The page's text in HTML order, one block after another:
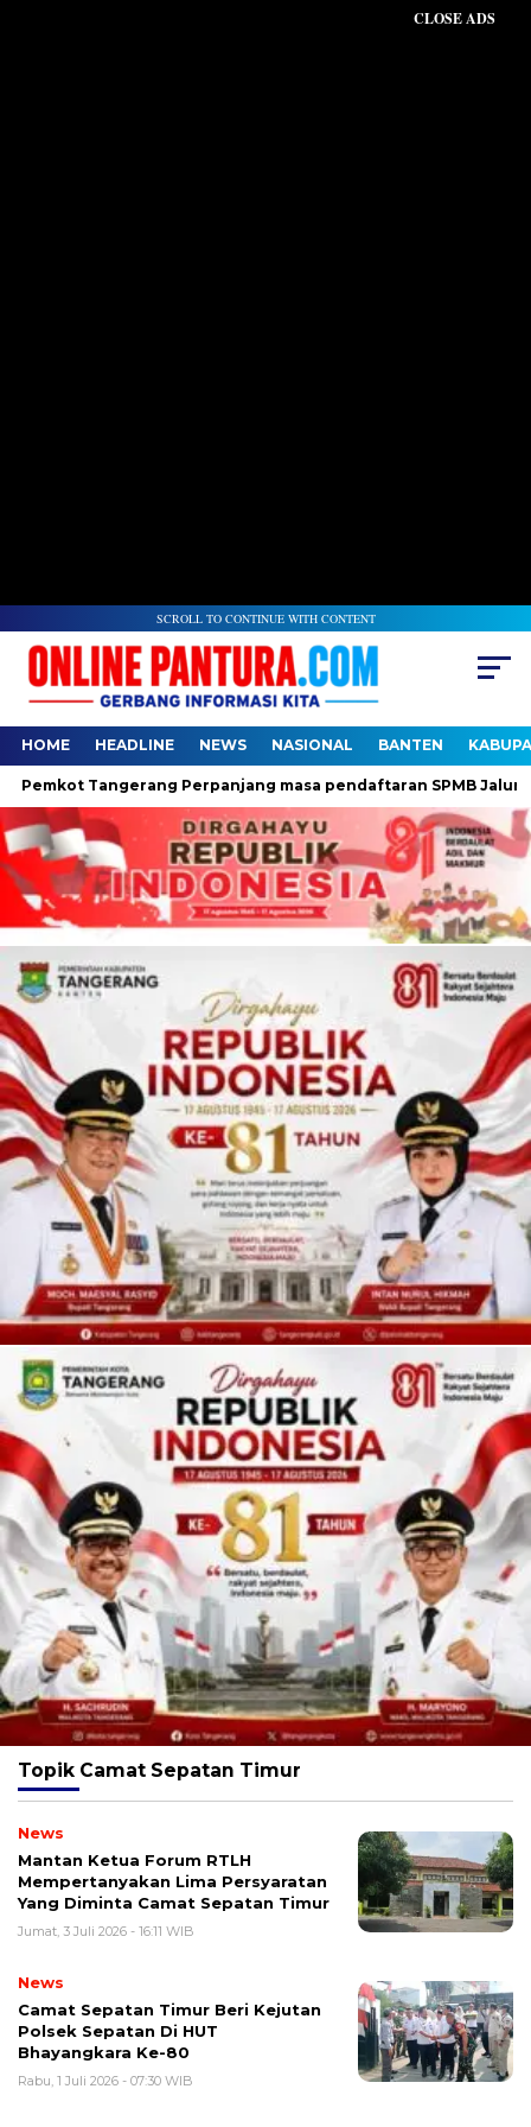
CLOSE ADS
SCROLL TO CONTINUE WITH CONTENT
HOME HEADLINE NEWS NASIONAL BANTEN
Tangerang Perpanjang masa pendaftaran SPMB Jalur
Topik ‎Camat Sepatan Timur
News
Mantan Ketua Forum RTLH
Mempertanyakan Lima Persyaratan
Yang Diminta Camat Sepatan Timur
Jumat, 3 Juli 2026 - 16:11 WIB
News
‎Camat Sepatan Timur Beri Kejutan
Polsek Sepatan Di HUT
Bhayangkara Ke-80
Rabu, 1 Juli 2026 - 07:30 WIB